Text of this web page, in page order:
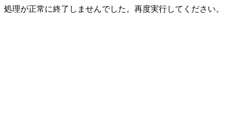
処理が正常に終了しませんでした。再度実行してください。